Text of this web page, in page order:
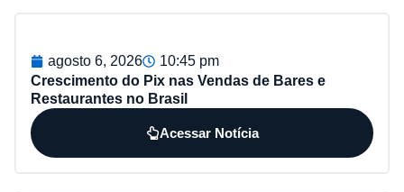
agosto 6, 2026
10:45 pm
Crescimento do Pix nas Vendas de Bares e
Restaurantes no Brasil
Acessar Notícia